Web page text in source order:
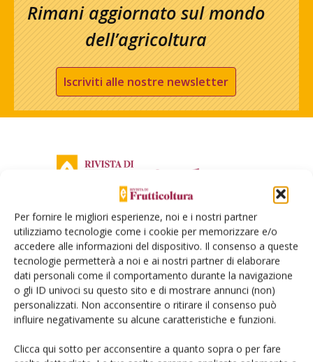
Per fornire le migliori esperienze, noi e i nostri partner
utilizziamo tecnologie come i cookie per memorizzare e/o
accedere alle informazioni del dispositivo. Il consenso a queste
tecnologie permetterà a noi e ai nostri partner di elaborare
dati personali come il comportamento durante la navigazione
o gli ID univoci su questo sito e di mostrare annunci (non)
personalizzati. Non acconsentire o ritirare il consenso può
influire negativamente su alcune caratteristiche e funzioni.
Clicca qui sotto per acconsentire a quanto sopra o per fare
Rimani aggiornato sul mondo
dell’agricoltura
Iscriviti alle nostre newsletter
© Tecniche Nuove Spa. Tutti i diritti riservati. Sede legale Via Eritrea 21 -
20157 Milano | Codice fiscale, Partita IVA e Iscrizione al Registro delle
imprese di Milano: 00753480151
Registrazione tribunale di Milano n. 68 - 05.03.2014 (precedentemente
ROC "Poste italiane Spa – sped. A.P. - DL 353/2003 conv. L. 27/02/2004 n. 46,